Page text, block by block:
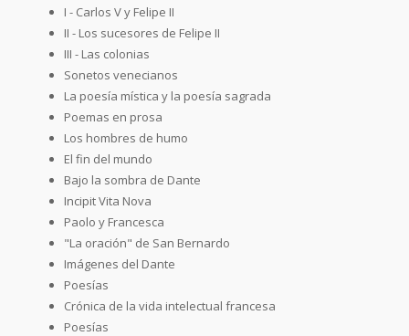
I - Carlos V y Felipe II
II - Los sucesores de Felipe II
III - Las colonias
Sonetos venecianos
La poesía mística y la poesía sagrada
Poemas en prosa
Los hombres de humo
El fin del mundo
Bajo la sombra de Dante
Incipit Vita Nova
Paolo y Francesca
"La oración" de San Bernardo
Imágenes del Dante
Poesías
Crónica de la vida intelectual francesa
Poesías